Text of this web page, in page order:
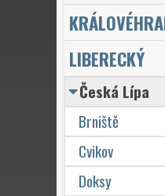
LIBERECKÝ
Česká Lípa
Brniště
Cvikov
Doksy